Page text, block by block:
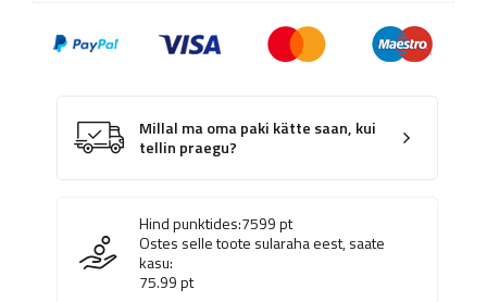
Millal ma oma paki kätte saan, kui
tellin praegu?
Hind punktides:7599pt
Ostes selle toote sularaha eest, saate
kasu:
75.99pt